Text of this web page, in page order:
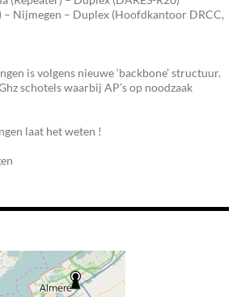
– Nijmegen – Duplex (Hoofdkantoor DRCC,
is volgens nieuwe ‘backbone’ structuur.
schotels waarbij AP’s op noodzaak
laat het weten !